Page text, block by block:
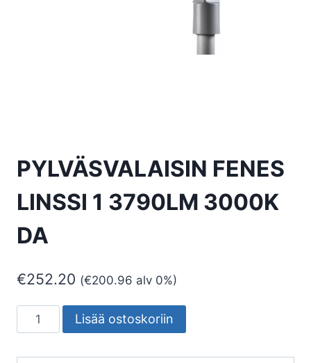
PYLVÄSVALAISIN FENES
LINSSI 1 3790LM 3000K
DA
€252.20 (€200.96 alv 0%)
PYLVÄSVALAISIN
FENES
Lisää ostoskoriin